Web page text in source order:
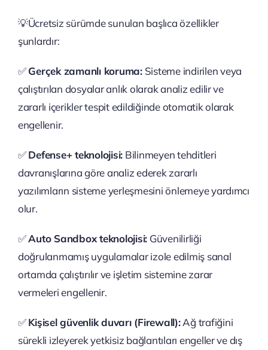
💡Ücretsiz sürümde sunulan başlıca özellikler
şunlardır:
✅Gerçek zamanlı koruma:Sisteme indirilen veya
çalıştırılan dosyalar anlık olarak analiz edilir ve
zararlı içerikler tespit edildiğinde otomatik olarak
engellenir.
✅Defense+ teknolojisi: Bilinmeyen tehditleri
davranışlarına göre analiz ederek zararlı
yazılımların sisteme yerleşmesini önlemeye yardımcı
olur.
✅Auto Sandbox teknolojisi: Güvenilirliği
doğrulanmamış uygulamalar izole edilmiş sanal
ortamda çalıştırılır ve işletim sistemine zarar
vermeleri engellenir.
✅Kişisel güvenlik duvarı (Firewall):Ağ trafiğini
sürekli izleyerek yetkisiz bağlantıları engeller ve dış